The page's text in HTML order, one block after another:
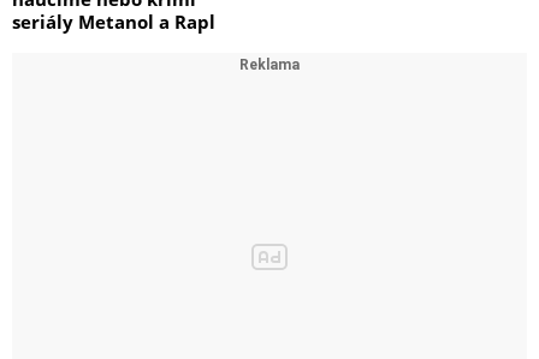
seriály Metanol a Rapl